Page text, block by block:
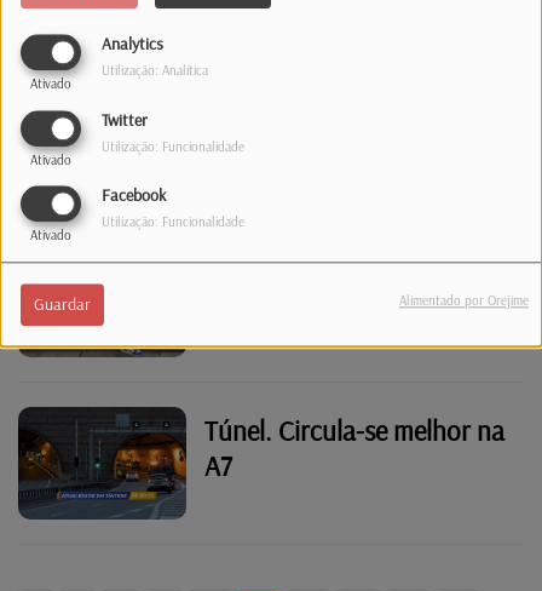
Analytics
Ativado
Utilização: Analítica
Twitter
Ativado
Utilização: Funcionalidade
Facebook
Ativado
Utilização: Funcionalidade
Guardar Alimentado por Orejime
O caso de bullying na
escola que levou uma
família portuguesa a deixar
Túnel. Circula-se melhor na
A7